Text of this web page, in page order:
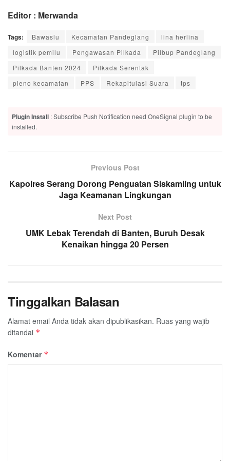
Editor : Merwanda
Tags: Bawaslu Kecamatan Pandeglang
lina herlina
logistik pemilu
Pengawasan Pilkada
Pilbup Pandeglang
Pilkada Banten 2024
Pilkada Serentak
pleno kecamatan
PPS Rekapitulasi Suara tps
Plugin Install : Subscribe Push Notification need OneSignal plugin to be
installed.
Previous Post
Kapolres Serang Dorong Penguatan Siskamling untuk
Jaga Keamanan Lingkungan
Next Post
UMK Lebak Terendah di Banten, Buruh Desak
Kenaikan hingga 20 Persen
Tinggalkan Balasan
Alamat email Anda tidak akan dipublikasikan. Ruas yang wajib
ditandai *
Komentar *